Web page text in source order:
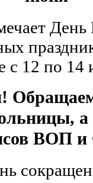
с 12 по 14
ВОП